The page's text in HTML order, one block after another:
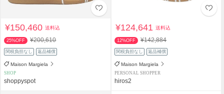
¥150,460送料込
25%OFF ¥200,610
関税負担なし 返品補償
Maison Margiela
SHOP
shoppyspot
¥124,641送料込
12%OFF ¥142,884
関税負担なし 返品補償
Maison Margiela
PERSONAL SHOPPER
hiros2